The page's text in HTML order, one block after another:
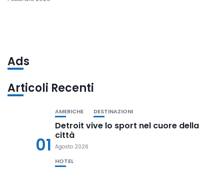
Ads
Articoli Recenti
01
AMERICHE DESTINAZIONI
Detroit vive lo sport nel cuore della
città
Agosto 2026
HOTEL